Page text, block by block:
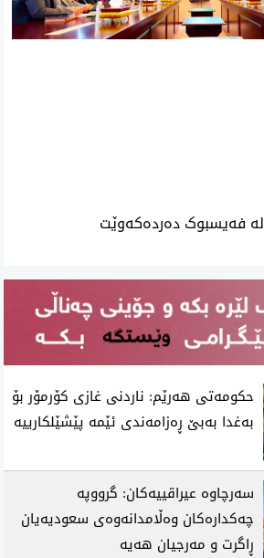
فەیسبوک دەردەکەوێت
حکومەتی هەرێم: ناردنی غازی کۆرمۆر بۆ
بەغدا بەبێ ڕەزامەندی ئێمە پێشێلکارییە
سەرچاوە عیراقییەکان: گرووپە
چەکدارەکان وەڵامدانەوەی سعودیەیان
ڕاگرت و مەرجیان هەیە